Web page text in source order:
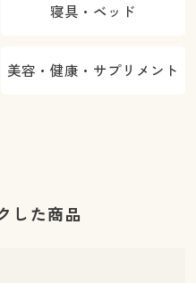
寝具・ベッド
美容・健康・サプリメント
した商品